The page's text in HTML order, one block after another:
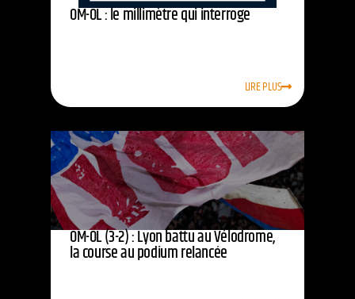
OM-OL : le millimètre qui interroge
LIRE PLUS
OM-OL (3-2) : Lyon battu au Vélodrome,
la course au podium relancée